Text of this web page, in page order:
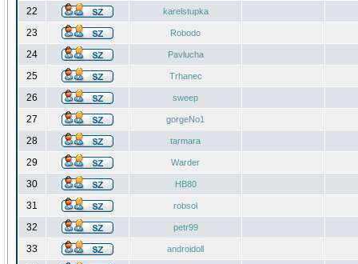
22 karelstupka
23 Robodo
24 Pavlucha
25 Trhanec
26 sweep
27 gorgeNo1
28 tarmara
29 Warder
30 HB80
31 robsol
32 petr99
33 androidoll